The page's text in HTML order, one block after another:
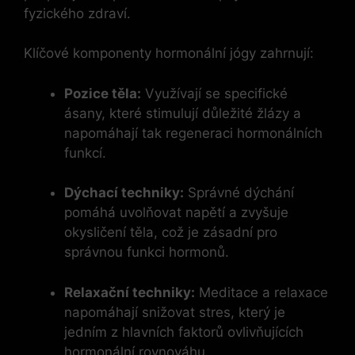
fyzického zdraví.
Klíčové komponenty hormonální jógy zahrnují:
Pozice těla: Využívají se specifické
ásany, které stimulují důležité žlázy a
napomáhají tak regeneraci hormonálních
funkcí.
Dýchací techniky: Správné dýchání
pomáhá uvolňovat napětí a zvyšuje
okysličení těla, což je zásadní pro
správnou funkci hormonů.
Relaxační techniky: Meditace a relaxace
napomáhají snižovat stres, který je
jedním z hlavních faktorů ovlivňujících
hormonální rovnováhu.